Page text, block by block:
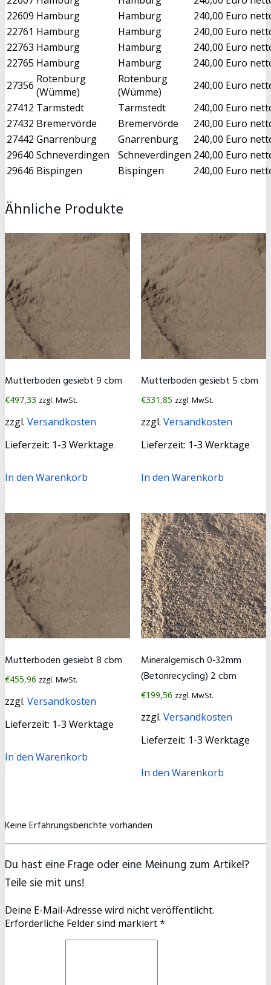
22609 Hamburg Hamburg
240,00 Euro
22761 Hamburg Hamburg
240,00 Euro
22763 Hamburg Hamburg
240,00 Euro
22765 Hamburg Hamburg
240,00 Euro
27356 Rotenburg
(Wümme)
Rotenburg
(Wümme)
240,00 Euro
27412 Tarmstedt Tarmstedt
240,00 Euro
27432 Bremervörde Bremervörde
240,00 Euro
27442 Gnarrenburg Gnarrenburg
240,00 Euro
29640 Schneverdingen Schneverdingen 240,00 Euro
29646 Bispingen Bispingen 240,00 Euro
Ähnliche Produkte
Mutterboden gesiebt 9 cbm
€497,33 zzgl. MwSt.
zzgl. Versandkosten
Lieferzeit: 1-3 Werktage
In den Warenkorb
Mutterboden gesiebt 5 cbm
€331,85 zzgl. MwSt.
zzgl. Versandkosten
Lieferzeit: 1-3 Werktage
In den Warenkorb
Mutterboden gesiebt 8 cbm
€455,96 zzgl. MwSt.
zzgl. Versandkosten
Lieferzeit: 1-3 Werktage
In den Warenkorb
Mineralgemisch 0-32mm
(Betonrecycling) 2 cbm
€199,56 zzgl. MwSt.
zzgl. Versandkosten
Lieferzeit: 1-3 Werktage
In den Warenkorb
Keine Erfahrungsberichte vorhanden
Du hast eine Frage oder eine Meinung zum Artikel?
Teile sie mit uns!
Deine E-Mail-Adresse wird nicht veröffentlicht.
Erforderliche Felder sind markiert *